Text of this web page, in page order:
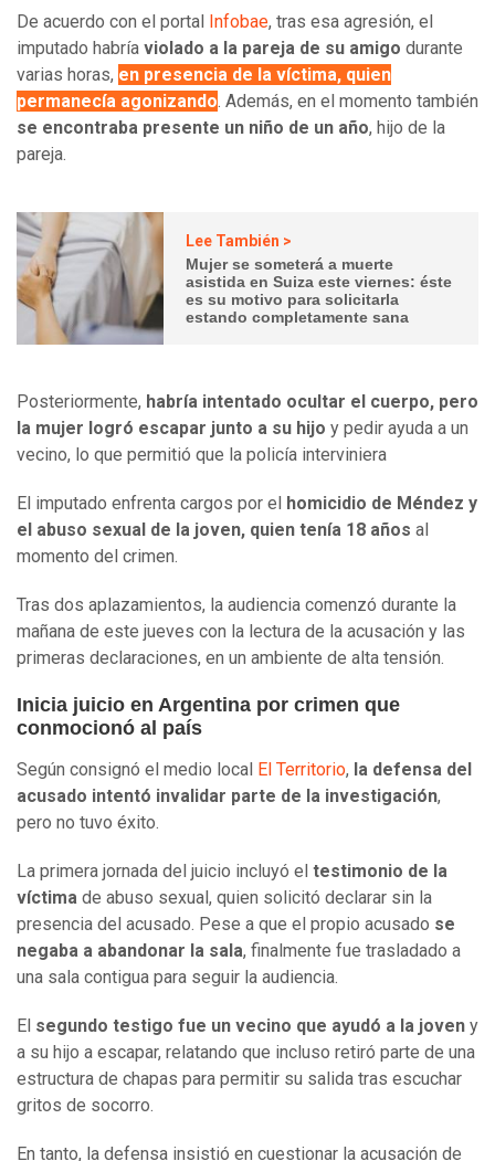
De acuerdo con el portal Infobae, tras esa agresión, el
imputado habría violado a la pareja de su amigo durante
varias horas, en presencia de la víctima, quien
permanecía agonizando. Además, en el momento también
se encontraba presente un niño de un año, hijo de la
pareja.
Lee También >
Mujer se someterá a muerte
asistida en Suiza este viernes: éste
es su motivo para solicitarla
estando completamente sana
Posteriormente, habría intentado ocultar el cuerpo, pero
la mujer logró escapar junto a su hijo y pedir ayuda a un
vecino, lo que permitió que la policía interviniera
El imputado enfrenta cargos por el
homicidio de Méndez y
el abuso sexual de la joven, quien tenía 18 años al
momento del crimen.
Tras dos aplazamientos, la audiencia comenzó durante la
mañana de este jueves con la lectura de la acusación y las
primeras declaraciones, en un ambiente de alta tensión.
Inicia juicio en Argentina por crimen que
conmocionó al país
Según consignó el medio local El Territorio, la defensa del
acusado intentó invalidar parte de la investigación,
pero no tuvo éxito.
La primera jornada del juicio incluyó el testimonio de la
víctima de abuso sexual, quien solicitó declarar sin la
presencia del acusado. Pese a que el propio acusado se
negaba a abandonar la sala, finalmente fue trasladado a
una sala contigua para seguir la audiencia.
El segundo testigo fue un vecino que ayudó a la joven y
a su hijo a escapar, relatando que incluso retiró parte de una
estructura de chapas para permitir su salida tras escuchar
gritos de socorro.
En tanto, la defensa insistió en cuestionar la acusación de